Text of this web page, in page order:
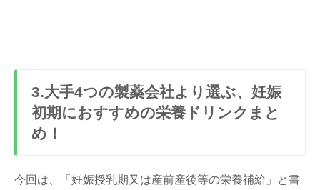
3.大手4つの製薬会社より選ぶ、妊娠
初期におすすめの栄養ドリンクまと
め！
今回は、「妊娠授乳期又は産前産後等の栄養補給」と書